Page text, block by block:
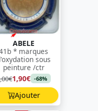
ABELE
* marques
sous
peinture /ctr
1,90€ -68%
Ajouter